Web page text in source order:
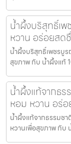
น้ำผึ้งบริสุทธิ์เ
หวาน อร่อยสด
น้ำผึ้งบริสุทธิ์เพชรบู
สุขภาพ กับ น้ำผึ้งแท้
น้ำผึ้งแท้จากธ
หอม หวาน อร่
น้ำผึ้งแท้จากธรรมช
หวานเพื่อสุขภาพ กับ